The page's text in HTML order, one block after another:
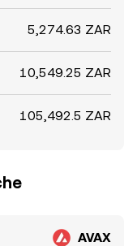
5,274.63 ZAR
10,549.25 ZAR
105,492.5 ZAR
AVAX